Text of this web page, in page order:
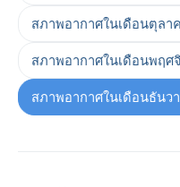
สภาพอากาศในเดือนตุลา
สภาพอากาศในเดือนพฤศ
สภาพอากาศในเดือนธันว